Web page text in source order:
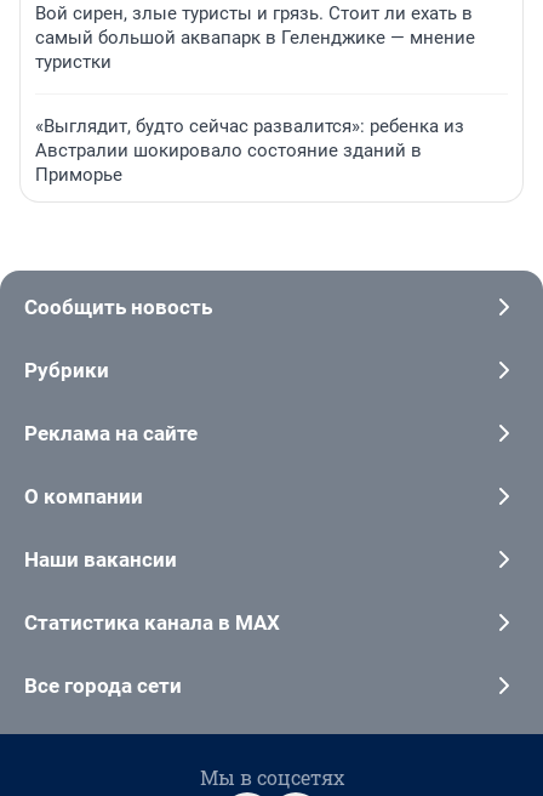
Вой сирен, злые туристы и грязь. Стоит ли ехать в
самый большой аквапарк в Геленджике — мнение
туристки
«Выглядит, будто сейчас развалится»: ребенка из
Австралии шокировало состояние зданий в
Приморье
Сообщить новость
Рубрики
Реклама на сайте
О компании
Наши вакансии
Статистика канала в MAX
Все города сети
Мы в соцсетях